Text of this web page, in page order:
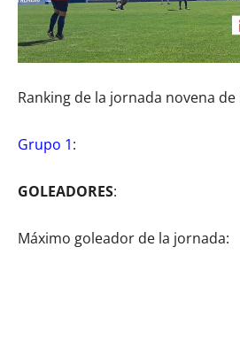
Ranking de la jornada novena
Grupo 1:
GOLEADORES:
Máximo goleador de la jornada: